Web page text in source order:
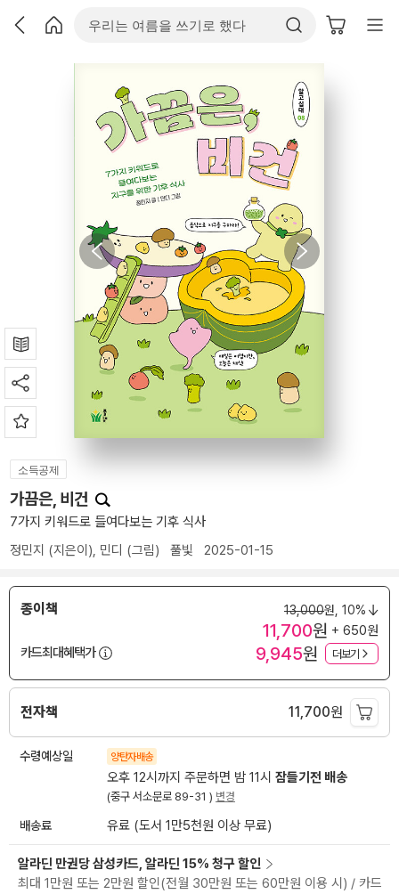
소득공제
가끔은, 비건
7가지 키워드로 들여다보는 기후 식사
정민지 (지은이), 민디 (그림) 풀빛 2025-01-15
종이책 13,000원, 10%
11,700원 + 650원
카드최대혜택가
9,945원 더보기
전자책 11,700원
수령예상일 양탄자배송
오후 12시까지 주문하면 밤 11시 잠들기전 배송
(중구 서소문로 89-31 ) 변경
배송료 유료 (도서 1만5천원 이상 무료)
알라딘 만권당 삼성카드, 알라딘 15% 청구 할인
최대 1만원 또는 2만원 할인(전월 30만원 또는 60만원 이용 시) / 카드